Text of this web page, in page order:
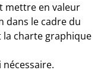
mettre en valeur
dans le cadre du
la charte graphique